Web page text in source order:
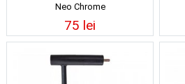
Neo Chrome
75 lei